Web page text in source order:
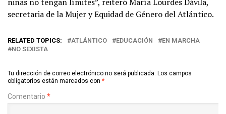
secretaria de la Mujer y Equidad de Género del Atlántico.
RELATED TOPICS: ATLÁNTICO EDUCACIÓN
EN MARCHA
NO SEXISTA
Tu dirección de correo electrónico no será publicada. Los campos
obligatorios están marcados con *
Comentario *